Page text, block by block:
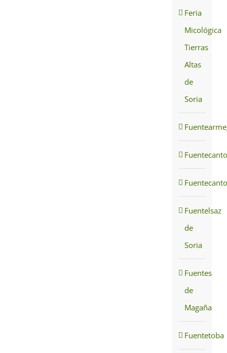
Feria
Micológica
Tierras
Altas
de
Soria
Fuentelsaz
de
Soria
Fuentes
de
Magaña
Fuentetoba